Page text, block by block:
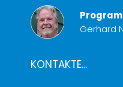
Gerhard
KONTAKTE...